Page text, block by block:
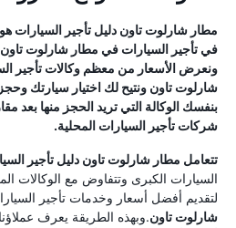
مطار شارلوت تاون دليل تأجير السيارات
في تأجير السيارات في مطار شارلوت تاون
ونعرض الأسعار من معظم وكالات تأجير
شارلوت تاون ونتيح لك اختيار سيارتك
بنفسك الوكالة التي تريد الحجز منها بعد
شركات تأجير السيارات المحلية.
تتعامل مطار شارلوت تاون دليل تأجير
السيارات الكبرى وتتفاوض مع الوكالات
لتقديم أفضل أسعار وخدمات تأجير
شارلوت تاون.وبهذه الطريقة يعرف